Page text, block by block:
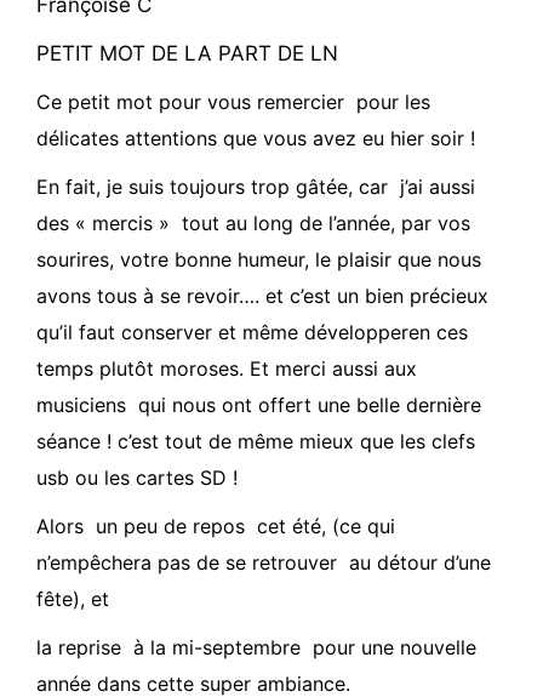
Françoise C
PETIT MOT DE LA PART DE LN
Ce petit mot pour vous remercier pour les
délicates attentions que vous avez eu hier soir !
En fait, je suis toujours trop gâtée, car j’ai aussi
des « mercis » tout au long de l’année, par vos
sourires, votre bonne humeur, le plaisir que nous
avons tous à se revoir…. et c’est un bien précieux
qu’il faut conserver et même développeren ces
temps plutôt moroses. Et merci aussi aux
musiciens qui nous ont offert une belle dernière
séance ! c’est tout de même mieux que les clefs
usb ou les cartes SD !
Alors un peu de repos cet été, (ce qui
n’empêchera pas de se retrouver au détour d’une
fête), et
la reprise à la mi-septembre pour une nouvelle
année dans cette super ambiance.